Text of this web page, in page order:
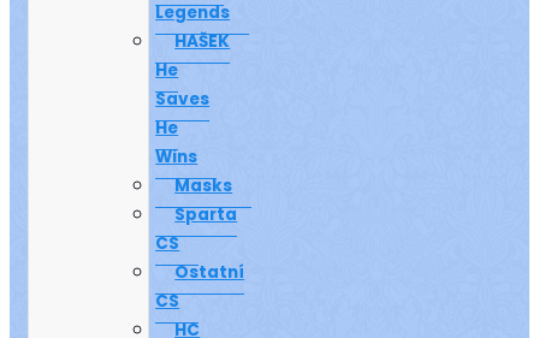
Legends
HAŠEK
He
Saves
He
Wins
Masks
Sparta
CS
Ostatní
CS
HC